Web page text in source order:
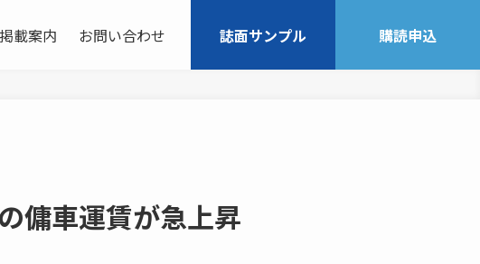
載案内 お問い合わせ 誌面サンプル 購読申込
傭車運賃が急上昇